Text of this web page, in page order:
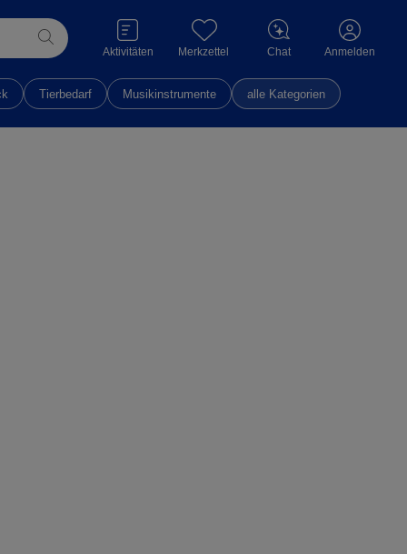
Aktivitäten Merkzettel Chat Anmelden
Tierbedarf Musikinstrumente alle Kategorien